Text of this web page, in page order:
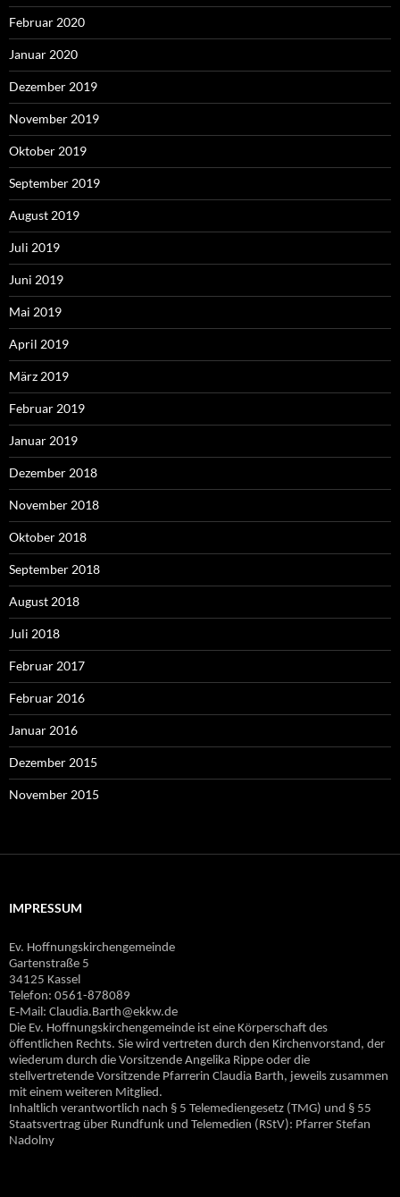
Februar 2020
Januar 2020
Dezember 2019
November 2019
Oktober 2019
September 2019
August 2019
Juli 2019
Juni 2019
Mai 2019
April 2019
März 2019
Februar 2019
Januar 2019
Dezember 2018
November 2018
Oktober 2018
September 2018
August 2018
Juli 2018
Februar 2017
Februar 2016
Januar 2016
Dezember 2015
November 2015
IMPRESSUM
Ev. Hoffnungskirchengemeinde
Gartenstraße 5
34125 Kassel
Telefon: 0561-878089
E‐Mail: Claudia.Barth@ekkw.de
Die Ev. Hoffnungskirchengemeinde ist eine Körperschaft des
öffentlichen Rechts. Sie wird vertreten durch den Kirchenvorstand, der
wiederum durch die Vorsitzende Angelika Rippe oder die
stellvertretende Vorsitzende Pfarrerin Claudia Barth, jeweils zusammen
mit einem weiteren Mitglied.
Inhaltlich verantwortlich nach § 5 Telemediengesetz (TMG) und § 55
Staatsvertrag über Rundfunk und Telemedien (RStV): Pfarrer Stefan
Nadolny